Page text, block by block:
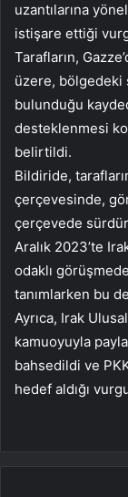
uzantılarına
istişare ettiği
Tarafların,
üzere, bölgedeki
bulunduğu
desteklenmesi
belirtildi.
Bildiride,
çerçevesinde,
çerçevede
Aralık 2023’te
odaklı görüşmede
tanımlarken bu
Ayrıca, Irak
kamuoyuyla
bahsedildi ve
hedef aldığı